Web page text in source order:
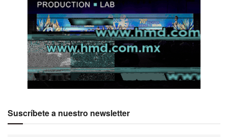
Suscríbete a nuestro newsletter